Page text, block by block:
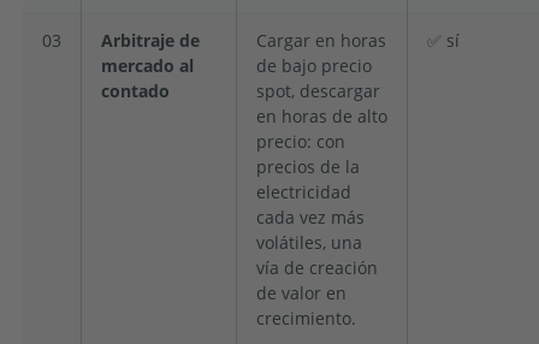
03
Arbitraje de
mercado al
contado
Cargar en horas
de bajo precio
spot, descargar
en horas de alto
precio: con
precios de la
electricidad
cada vez más
volátiles, una
vía de creación
de valor en
crecimiento.
✅ sí